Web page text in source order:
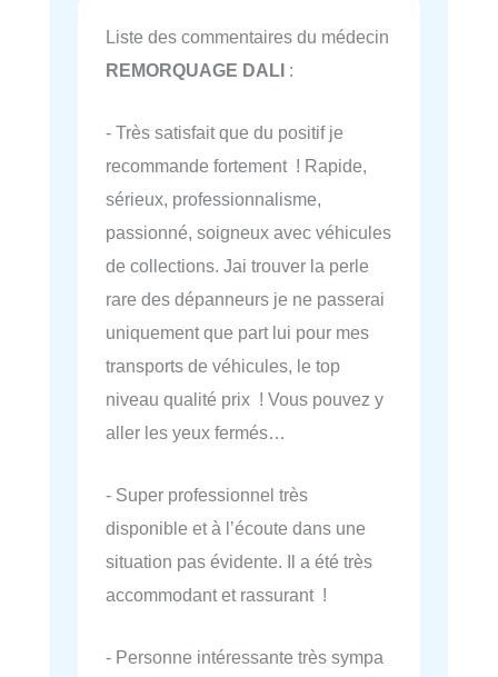
Liste des commentaires du médecin
REMORQUAGE DALI :
- Très satisfait que du positif je
recommande fortement ! Rapide,
sérieux, professionnalisme,
passionné, soigneux avec véhicules
de collections. Jai trouver la perle
rare des dépanneurs je ne passerai
uniquement que part lui pour mes
transports de véhicules, le top
niveau qualité prix ! Vous pouvez y
aller les yeux fermés…
- Super professionnel très
disponible et à l’écoute dans une
situation pas évidente. Il a été très
accommodant et rassurant !
- Personne intéressante très sympa